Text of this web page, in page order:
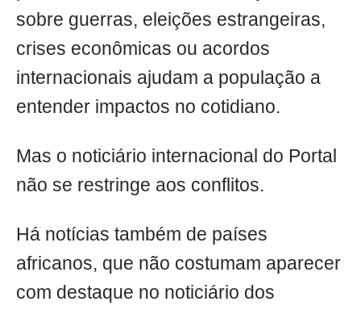
sobre guerras, eleições estrangeiras,
crises econômicas ou acordos
internacionais ajudam a população a
entender impactos no cotidiano.
Mas o noticiário internacional do Portal
não se restringe aos conflitos.
Há notícias também de países
africanos, que não costumam aparecer
com destaque no noticiário dos